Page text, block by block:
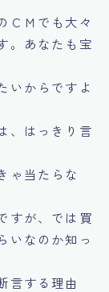
ＣＭでも大々
。あなたも宝
いからですよ
、はっきり言
ゃ当たらな
すが、では買
いなのか知っ
言する理由